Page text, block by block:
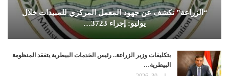
“الزراعة” تكشف عن جهود المعمل المركزي للمبيدات خلال
يوليو: إجراء 3723…
بتكليفات وزير الزراعة.. رئيس الخدمات البيطرية يتفقد المنظومة
البيطرية…